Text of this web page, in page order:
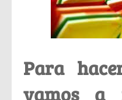
Para
vamos a